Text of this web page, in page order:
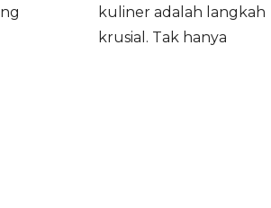
kuliner adalah langkah
krusial. Tak hanya